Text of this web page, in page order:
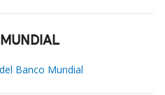
Banco Mundial